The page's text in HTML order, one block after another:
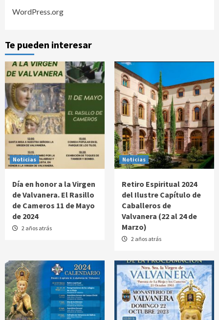
WordPress.org
Te pueden interesar
Noticias
Día en honor a la Virgen
de Valvanera. El Rasillo
de Cameros 11 de Mayo
de 2024
2 años atrás
Noticias
Retiro Espiritual 2024
del Ilustre Capítulo de
Caballeros de
Valvanera (22 al 24 de
Marzo)
2 años atrás